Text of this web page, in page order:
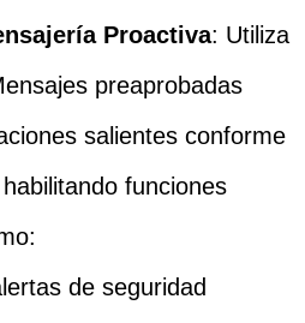
Proactiva: Utiliza
preaprobadas
salientes conforme
funciones
de seguridad